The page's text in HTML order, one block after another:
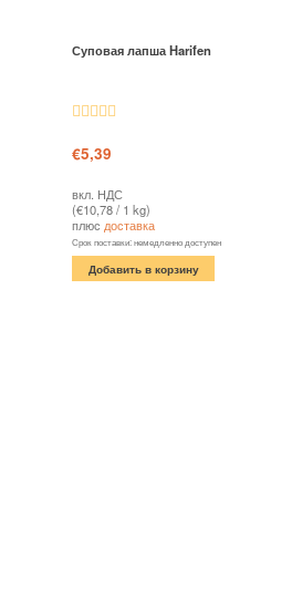
Суповая лапша Harifen
из 5
€5,39
вкл. НДС
(€10,78/ 1 kg)
плюс доставка
Срок поставки: немедленно доступен
Добавить в корзину